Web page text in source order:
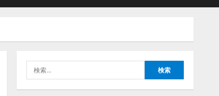
索:
グ動画公開 「もしAIが自分
年の夏はカブトムシを捕ま
2026/08/06/14:54:31
「QueryPie AIP」を提供開
レアラ、『AIはどの法律事
務所を推薦するのか』につ